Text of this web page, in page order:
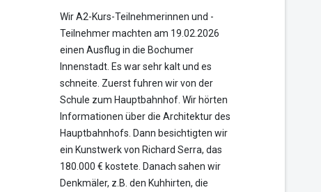
Wir A2-Kurs-Teilnehmerinnen und -
Teilnehmer machten am 19.02.2026
einen Ausflug in die Bochumer
Innenstadt. Es war sehr kalt und es
schneite. Zuerst fuhren wir von der
Schule zum Hauptbahnhof. Wir hörten
Informationen über die Architektur des
Hauptbahnhofs. Dann besichtigten wir
ein Kunstwerk von Richard Serra, das
180.000 € kostete. Danach sahen wir
Denkmäler, z.B. den Kuhhirten, die